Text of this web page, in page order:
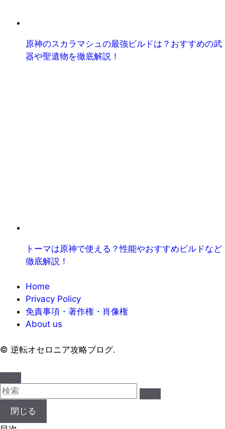
原神のスカラマシュの最強ビルドは？おすすめの武
器や聖遺物を徹底解説！
トーマは原神で使える？性能やおすすめビルドなど
徹底解説！
Home
Privacy Policy
免責事項・著作権・肖像権
About us
© 逆転オセロニア攻略ブログ.
閉じる